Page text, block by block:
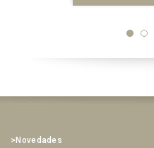
>Novedades